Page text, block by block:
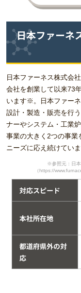
日本ファーネ
日本ファーネス株式会
会社を創業して以来73
います※。日本ファー
設計・製造・販売を行
ナーやシステム・工業
事業の大きく2つの事
ニーズに応え続けていま
※参照元：日
（https://
対応スピード
本社所在地
都道府県外の対
応